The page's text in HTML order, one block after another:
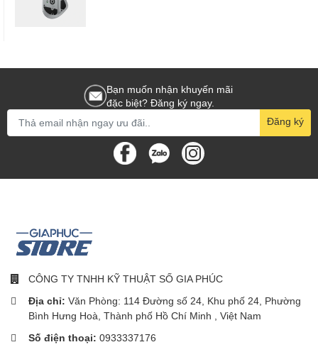
Bạn muốn nhận khuyến mãi
đặc biệt? Đăng ký ngay.
Đăng ký
CÔNG TY TNHH KỸ THUẬT SỐ GIA PHÚC
Địa chỉ: Văn Phòng: 114 Đường số 24, Khu phố 24, Phường
Bình Hưng Hoà, Thành phố Hồ Chí Minh , Việt Nam
Số điện thoại: 0933337176